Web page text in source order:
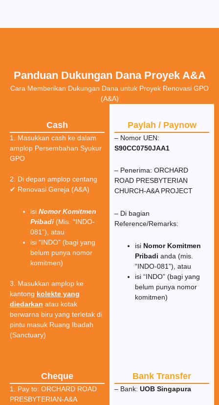
Panduan Dukungan Dana Proyek A&A
Cara Memberikan Dukungan Dana untuk Proyek Renovasi GPO
(A&A)
Cash
1. Masukkan cash ke dalam
amplop Persembahan Syukur
GPO
2. Di depan amplop centang
✔ Renovasi Gereja (A&A)
isi Nomor Komitmen
Pribadi (Mis. “INDO-
081”), atau
isi “INDO” (bagi yang
belum punya nomor
komitmen)
3. Masukkan amplop ke
kantong kolekte yang
diedarkan atau kotak
berwarna biru yang terletak di
pintu masuk Ruang Ibadah
(Sanctuary)
Paylah / Paynow
– Nomor UEN:
S90CC0750JAA1
– Penerima: ORCHARD
ROAD PRESBYTERIAN
CHURCH-A&A PROJECT
– Di bagian
Reference/Remarks:
isi Nomor Komitmen
Pribadi anda (mis.
“INDO-081”), atau
isi “INDO” (bagi yang
belum punya nomor
komitmen)
Bank Transfer
– Bank: UOB Singapura
Cheque
1. Pay to: ORCHARD ROAD
PRESBYTERIAN-A&A